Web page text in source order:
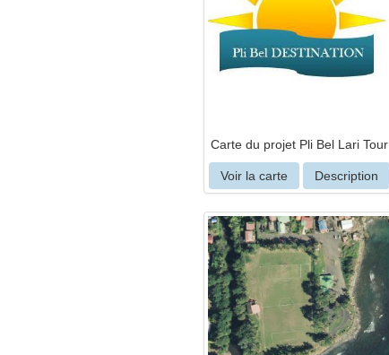
Carte du projet Pli Bel Lari Tour
Voir la carte Description